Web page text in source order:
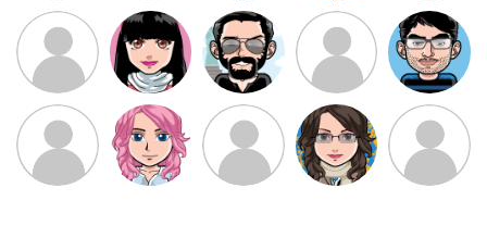
مهدی فرهمند مهدی سلطانی داود رضیی
طرفدار میلی
بابی براون
کیوان کیانی
سامان راحمی امیردلتا امیروو ملیکا منتظری عارفه داستانپور